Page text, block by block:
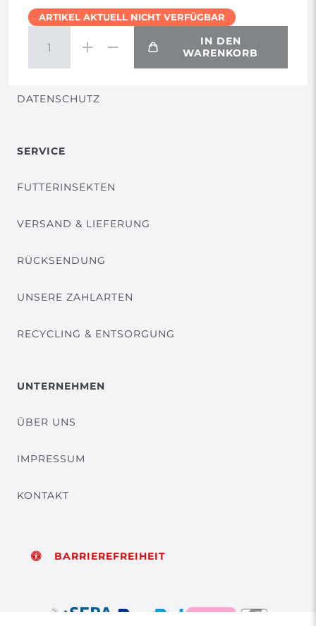
ARTIKEL AKTUELL NICHT VERFÜGBAR
IN DEN
WARENKORB
WIDERRUF
DATENSCHUTZ
SERVICE
FUTTERINSEKTEN
VERSAND & LIEFERUNG
RÜCKSENDUNG
UNSERE ZAHLARTEN
RECYCLING & ENTSORGUNG
UNTERNEHMEN
ÜBER UNS
IMPRESSUM
KONTAKT
BARRIEREFREIHEIT